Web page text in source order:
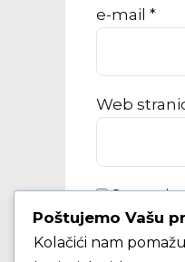
e-mail *
Web
Spremi
Poštujemo Vašu
Kolačići nam